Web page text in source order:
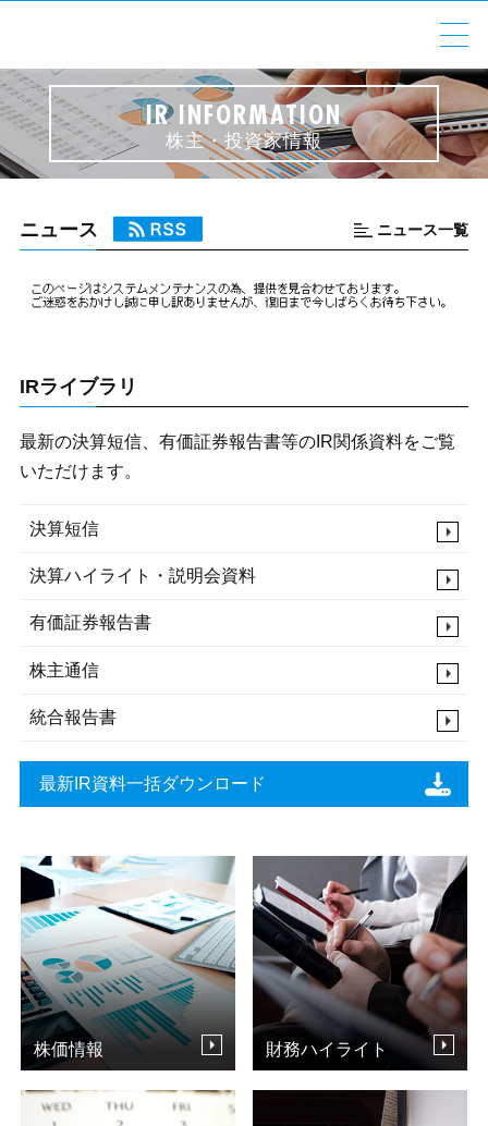
COMPANY OVERVIEW 会社情報
MIKUNI GROUP ミクニグループ
PRODUCTS 製品情報
ESG ESG情報
RECRUIT 採用情報
お問い合わせ
IR INFORMATION
株主・投資家情報
ニュース ニュース一覧
IRライブラリ
最新の決算短信、有価証券報告書等のIR関係資料をご覧
いただけます。
決算短信
決算ハイライト・説明会資料
有価証券報告書
株主通信
統合報告書
最新IR資料一括ダウンロード
株価情報 財務ハイライト